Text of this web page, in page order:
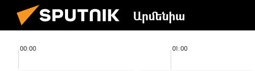
Արմենիա
00:00 01:00